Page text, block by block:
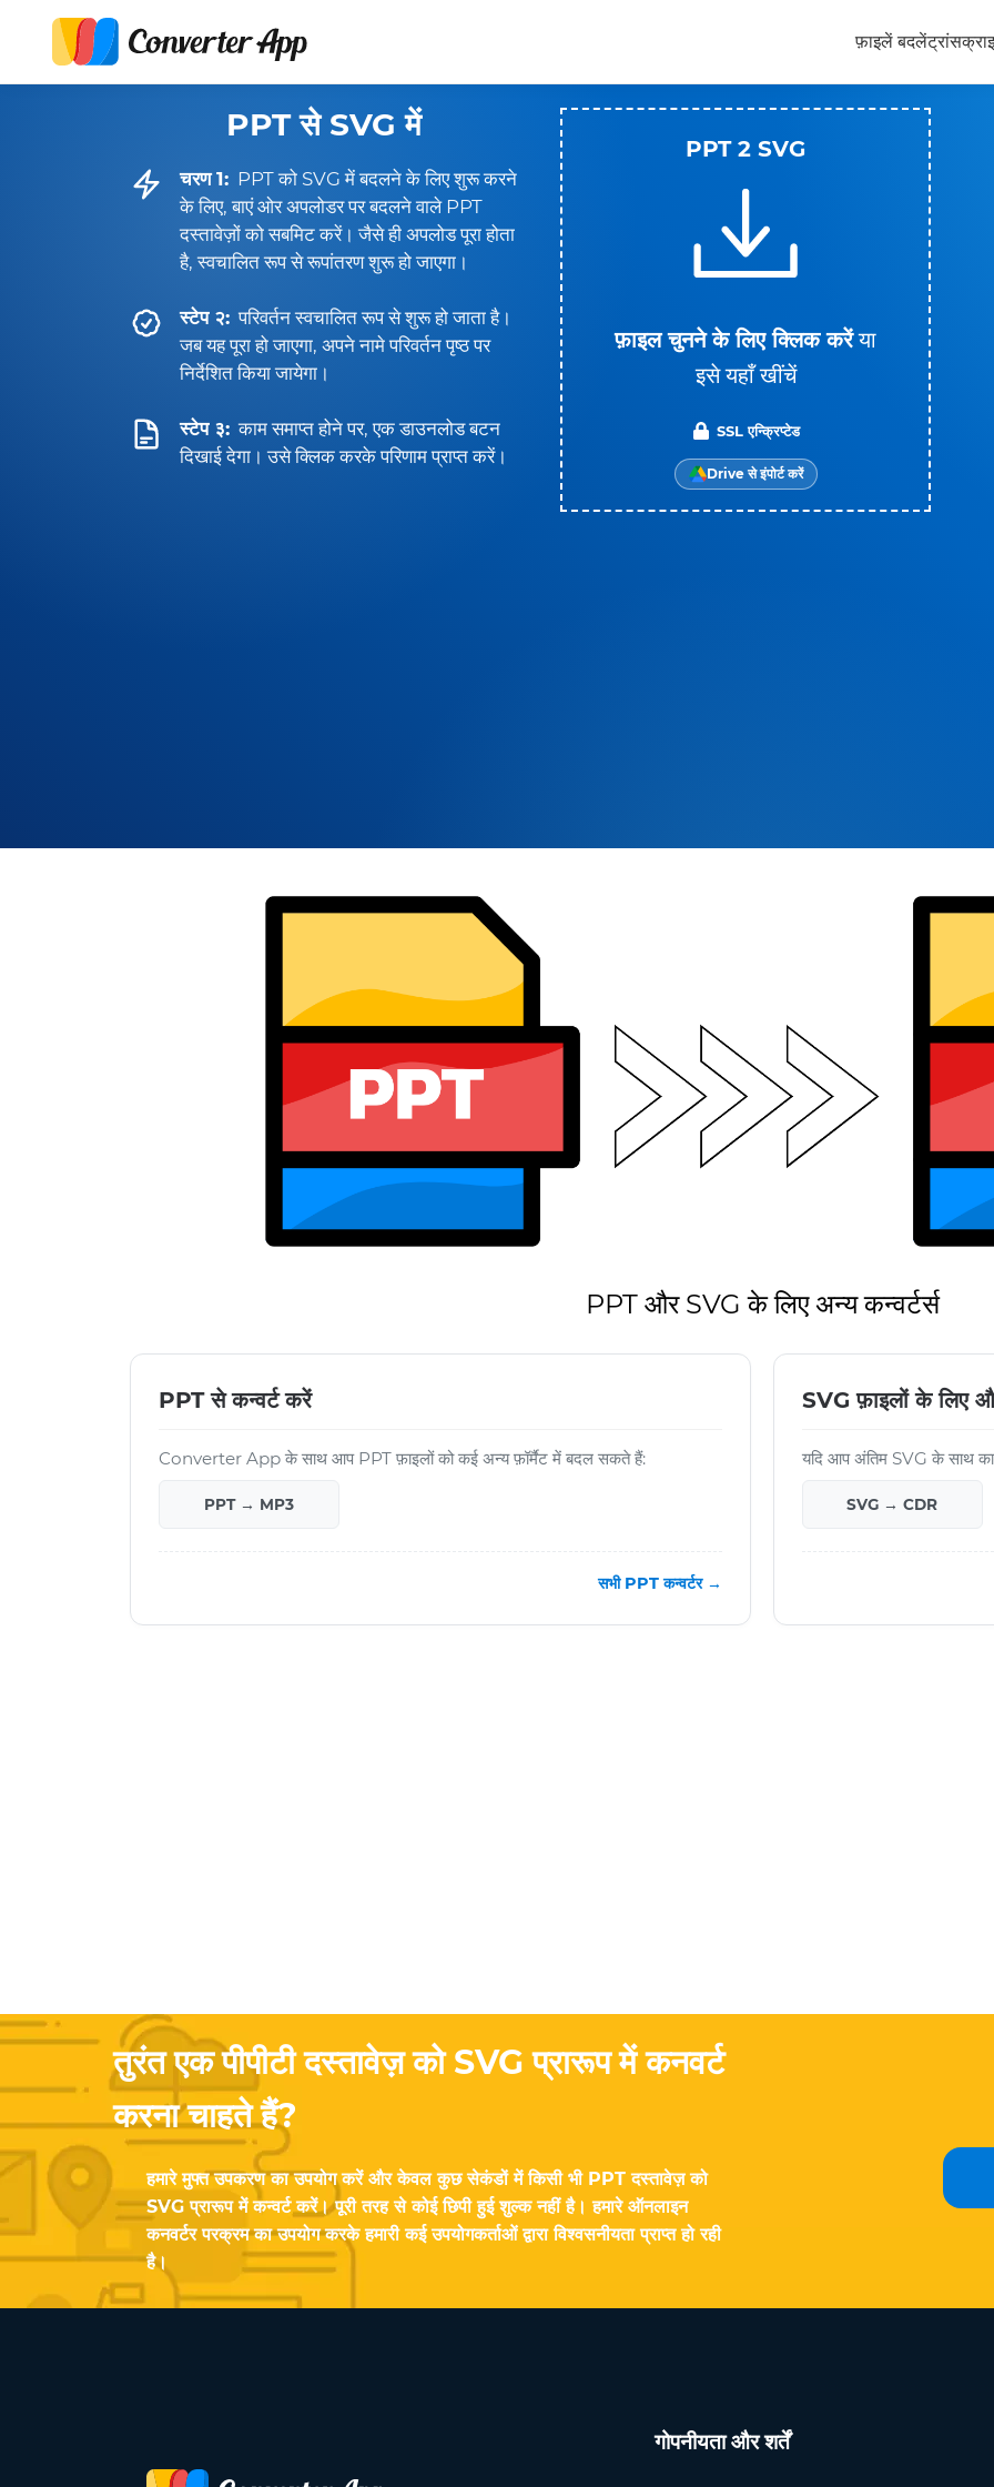
फ़ाइलें बदलें
PPT से SVG में
चरण 1: PPT को SVG में बदलने के लिए शुरू करने
के लिए, बाएं ओर अपलोडर पर बदलने वाले PPT
दस्तावेज़ों को सबमिट करें। जैसे ही अपलोड पूरा होता
है, स्वचालित रूप से रूपांतरण शुरू हो जाएगा।
स्टेप २: परिवर्तन स्वचालित रूप से शुरू हो जाता है।
जब यह पूरा हो जाएगा, अपने नामे परिवर्तन पृष्ठ पर
निर्देशित किया जायेगा।
स्टेप ३: काम समाप्त होने पर, एक डाउनलोड बटन
दिखाई देगा। उसे क्लिक करके परिणाम प्राप्त करें।
PPT 2 SVG
फ़ाइल चुनने के लिए क्लिक करें या
इसे यहाँ खींचें
SSL एन्क्रिप्टेड
Drive से इंपोर्ट करें
PPT और SVG के लिए अन्य कन्वर्टर्स
PPT से कन्वर्ट करें
Converter App के साथ आप PPT फ़ाइलों को कई अन्य फ़ॉर्मैट में बदल सकते हैं:
PPT → MP3
सभी PPT कन्वर्टर →
SVG फ़ाइलों के लिए
यदि आप अंतिम SVG के साथ
SVG → CDR
तुरंत एक पीपीटी दस्तावेज़ को SVG प्रारूप में कनवर्ट
करना चाहते हैं?
हमारे मुफ्त उपकरण का उपयोग करें और केवल कुछ सेकंडों में किसी भी PPT दस्तावेज़ को
SVG प्रारूप में कन्वर्ट करें। पूरी तरह से कोई छिपी हुई शुल्क नहीं है। हमारे ऑनलाइन
कनवर्टर परक्रम का उपयोग करके हमारी कई उपयोगकर्ताओं द्वारा विश्वसनीयता प्राप्त हो रही
है।
गोपनीयता और शर्तें